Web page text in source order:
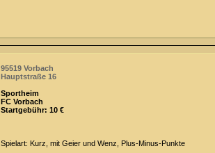
95519 Vorbach
Hauptstraße 16
Sportheim
FC Vorbach
Startgebühr: 10 €
Spielart: Kurz, mit Geier und Wenz, Plus-Minus-Punkte